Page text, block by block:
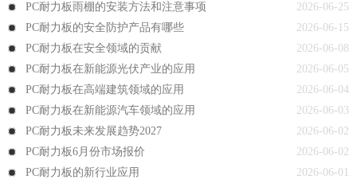
PC耐力板雨棚的安装方法和注意事项
2026-06-25
PC耐力板的安全防护产品有哪些
2026-06-15
PC耐力板在安全领域的贡献
2026-06-08
PC耐力板在新能源光伏产业的应用
2026-06-05
PC耐力板在高端建筑领域的应用
2026-06-04
PC耐力板在新能源汽车领域的应用
2026-06-03
PC耐力板未来发展趋势2027
2026-06-02
PC耐力板6月份市场报价
2026-06-02
PC耐力板的新行业应用
2026-06-01